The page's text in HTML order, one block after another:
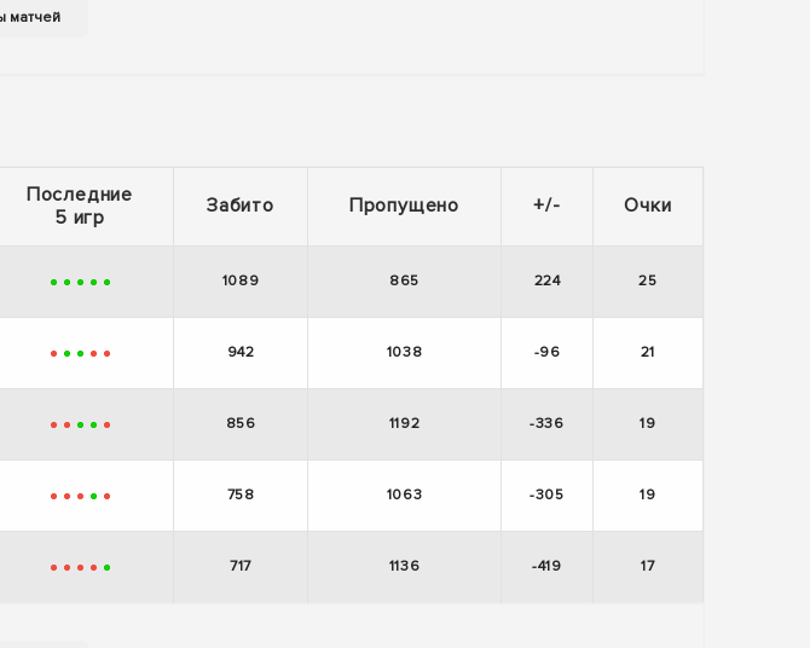
Последние
5 игр
Забито Пропущено +/- Очки
+ + + + + 1089 865 224 25
- + + - - 942 1038 -96 21
- - + + - 856 1192 -336 19
- - - + - 758 1063 -305 19
- - - - + 717 1136 -419 17